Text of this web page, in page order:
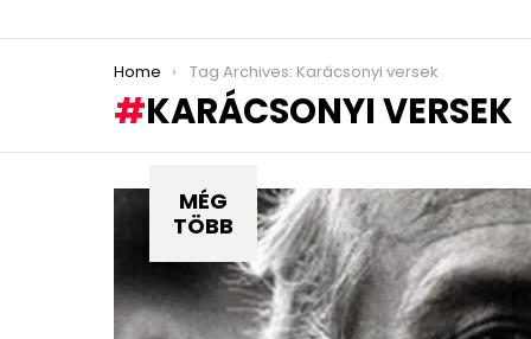
You are here:
Home Tag Archives: Karácsonyi versek
KARÁCSONYI VERSEK
MÉG
TÖBB